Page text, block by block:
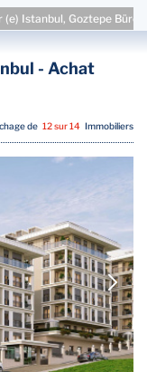
(e) Istanbul, Goztepe Büro
- Achat
de 12 sur 14 Immobiliers